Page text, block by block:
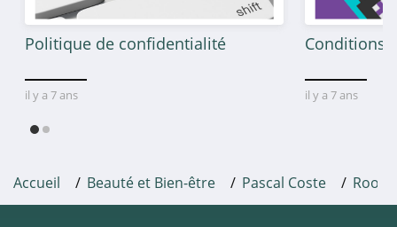
Nubiance
4.5
Florence by Mills
4.1
Politique de confidentialité
il y a 7 ans
Conditions
il y a 7 ans
Accueil Beauté et Bien-être Pascal Coste Root